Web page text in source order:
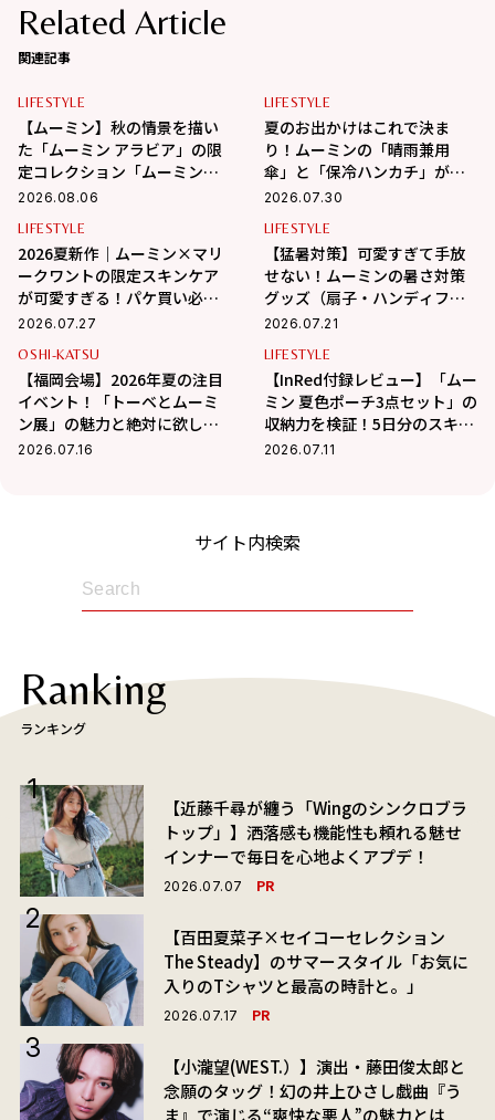
Related Article
関連記事
LIFESTYLE
【ムーミン】秋の情景を描い
た「ムーミン アラビア」の限
定コレクション「ムーミンズ
デイ 2026」が8月8日（土）よ
2026.08.06
LIFESTYLE
夏のお出かけはこれで決ま
り！ムーミンの「晴雨兼用
傘」と「保冷ハンカチ」が可
愛すぎ♡
2026.07.30
LIFESTYLE
2026夏新作｜ムーミン×マリ
ークワントの限定スキンケア
が可愛すぎる！パケ買い必至
＆夏の肌悩みも優秀ケア
2026.07.27
LIFESTYLE
【猛暑対策】可愛すぎて手放
せない！ムーミンの暑さ対策
グッズ（扇子・ハンディファ
ン・冷感タオル）
2026.07.21
OSHI-KATSU
【福岡会場】2026年夏の注目
イベント！「トーベとムーミ
ン展」の魅力と絶対に欲しい
お土産グッズをガチ推薦
2026.07.16
LIFESTYLE
【InRed付録レビュー】「ムー
ミン 夏色ポーチ3点セット」の
収納力を検証！5日分のスキン
ケアは入る？
2026.07.11
サイト内検索
Ranking
ランキング
【近藤千尋が纏う「Wingのシンクロブラ
トップ」】洒落感も機能性も頼れる魅せ
インナーで毎日を心地よくアプデ！
2026.07.07 PR
【百田夏菜子×セイコーセレクション
The Steady】のサマースタイル「お気に
入りのTシャツと最高の時計と。」
2026.07.17 PR
【小瀧望(WEST.）】演出・藤田俊太郎と
念願のタッグ！幻の井上ひさし戯曲『う
ま』で演じる“爽快な悪人”の魅力とは